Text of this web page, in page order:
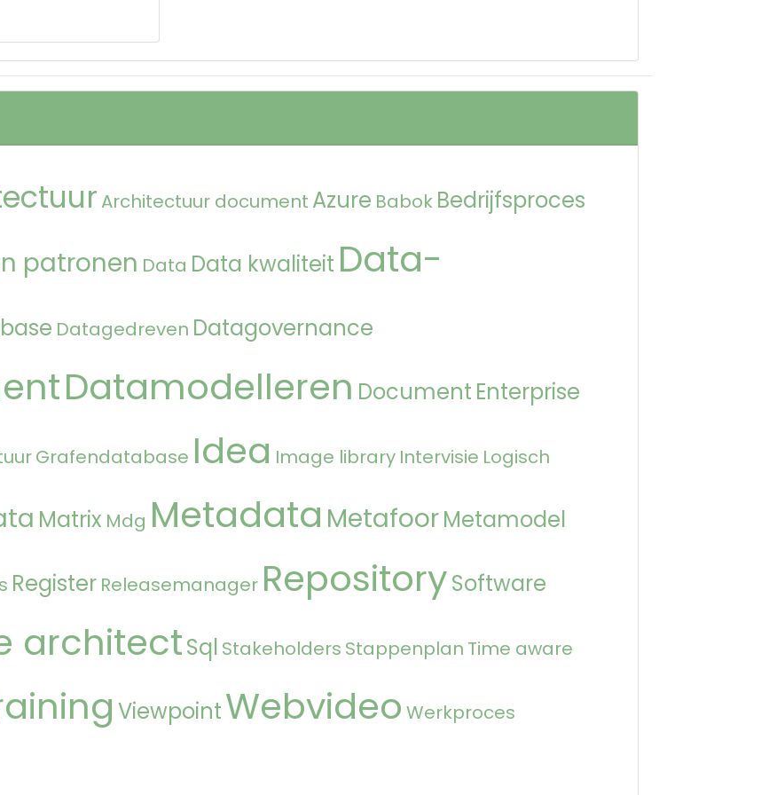
Architectuur document Azure Babok Bedrijfsproces
patronen Data Data kwaliteit Data-
Datagedreven Datagovernance
Datamodelleren Document Enterprise
Grafendatabase Idea Image library Intervisie Logisch
Matrix Mdg Metadata MetafoorMetamodel
Register Releasemanager RepositorySoftware
architectSql Stakeholders Stappenplan Time aware
ViewpointWebvideo Werkproces